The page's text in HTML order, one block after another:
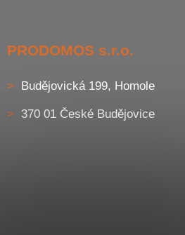
PRODOMOS s.r.o.
Budějovická 199, Homole
370 01 České Budějovice